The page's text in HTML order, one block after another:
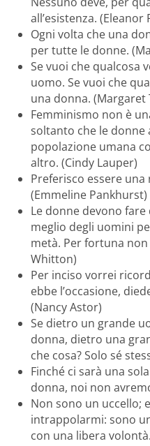
all’esistenza. (Eleanor
Ogni volta che una
per tutte le donne.
Se vuoi che qualcosa
uomo. Se vuoi che
una donna. (Margaret
Femminismo non è
soltanto che le donne
popolazione umana
altro. (Cindy Lauper)
Preferisco essere una
(Emmeline Pankhurst)
Le donne devono
meglio degli uomini
metà. Per fortuna
Whitton)
Per inciso vorrei
ebbe l’occasione,
(Nancy Astor)
Se dietro un grande
donna, dietro una
che cosa? Solo sé
Finché ci sarà una
donna, noi non
Non sono un uccello;
intrappolarmi: sono
con una libera